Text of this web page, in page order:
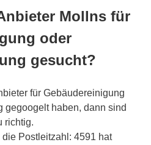
Mollns für
oder
gesucht?
für Gebäudereinigung
gegoogelt haben, dann sind
richtig.
Postleitzahl: 4591 hat